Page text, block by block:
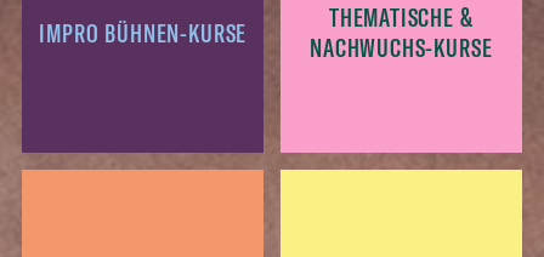
IMPRO BÜHNEN-KURSE
THEMATISCHE &
NACHWUCHS-KURSE